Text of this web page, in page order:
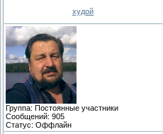
худой
Группа: Постоянные участники
Сообщений: 905
Статус: Оффлайн